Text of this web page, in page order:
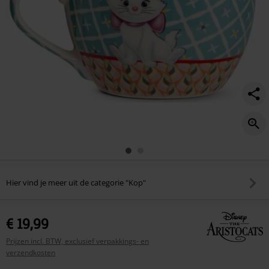
Hier vind je meer uit de categorie "Kop"
€ 19,99
Prijzen incl. BTW, exclusief verpakkings- en
verzendkosten